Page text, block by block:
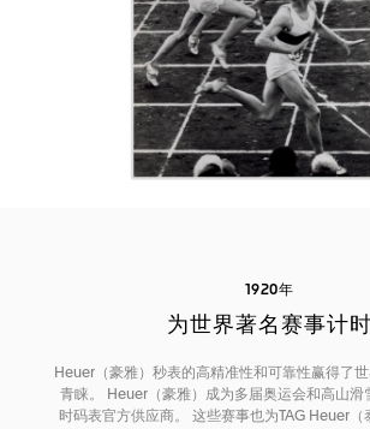
1920年
为世界著名赛事计时
Heuer（豪雅）秒表的高精准性和可靠性赢得了
青睐。 Heuer（豪雅）成为多届奥运会和高山滑
时码表官方供应商。 这些赛事也为TAG Heuer（